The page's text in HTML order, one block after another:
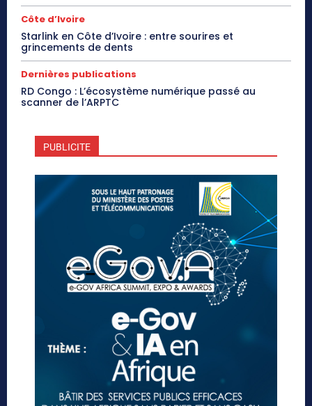
Côte d’Ivoire
Starlink en Côte d’Ivoire : entre sourires et
grincements de dents
Dernières publications
RD Congo : L’écosystème numérique passé au
scanner de l’ARPTC
PUBLICITE